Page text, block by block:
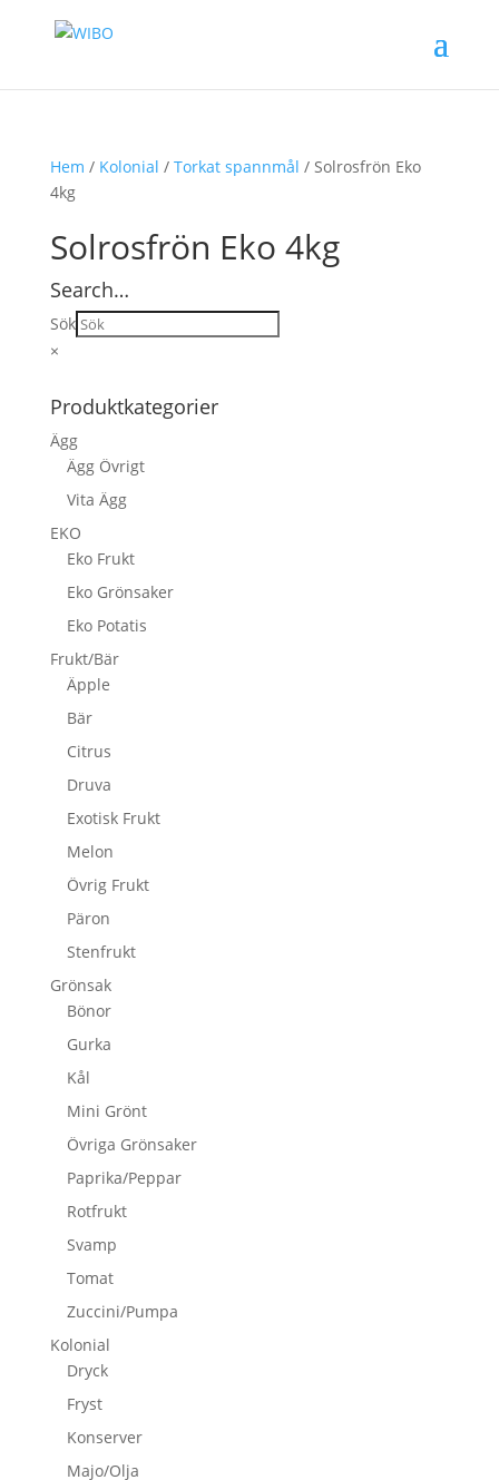
Hem / Kolonial / Torkat spannmål / Solrosfrön Eko
4kg
Solrosfrön Eko 4kg
Search…
Sök
×
Produktkategorier
Ägg
Ägg Övrigt
Vita Ägg
EKO
Eko Frukt
Eko Grönsaker
Eko Potatis
Frukt/Bär
Äpple
Bär
Citrus
Druva
Exotisk Frukt
Melon
Övrig Frukt
Päron
Stenfrukt
Grönsak
Bönor
Gurka
Kål
Mini Grönt
Övriga Grönsaker
Paprika/Peppar
Rotfrukt
Svamp
Tomat
Zuccini/Pumpa
Kolonial
Dryck
Fryst
Konserver
Majo/Olja